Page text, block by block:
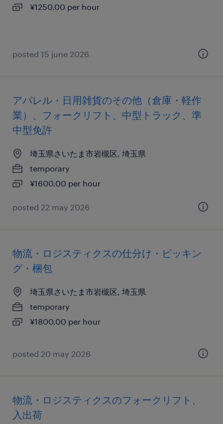
¥1250.00 per hour
posted 15 june 2026
アパレル・日用雑貨のその他（倉庫・軽作
業）、フォークリフト、中型トラック、準
中型免許
埼玉県さいたま市岩槻区, 埼玉県
temporary
¥1600.00 per hour
posted 22 may 2026
物流・ロジスティクスの仕分け・ピッキン
グ・梱包
埼玉県さいたま市岩槻区, 埼玉県
temporary
¥1800.00 per hour
posted 20 may 2026
物流・ロジスティクスのフォークリフト、
入出荷